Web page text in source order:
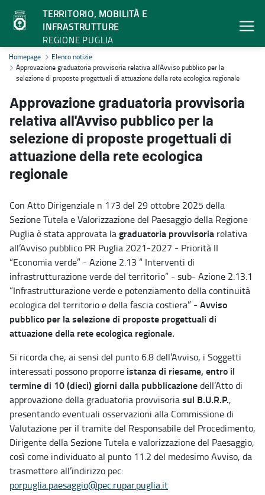
TERRITORIO, MOBILITÀ E
INFRASTRUTTURE
REGIONE PUGLIA
Approvazione graduatoria provvisoria relativa all'Avviso
Homepage
Elenco notizie
Approvazione graduatoria provvisoria relativa all'Avviso pubblico per la
selezione di proposte progettuali di attuazione della rete ecologica regionale
Approvazione graduatoria provvisoria
relativa all'Avviso pubblico per la
selezione di proposte progettuali di
attuazione della rete ecologica
regionale
Con Atto Dirigenziale n 173 del 29 ottobre 2025 della
Sezione Tutela e Valorizzazione del Paesaggio della Regione
Puglia è stata approvata lagraduatoria provvisoria relativa
all’Avviso pubblico PR Puglia 2021-2027 - Priorità II
“Economia verde” - Azione 2.13 “ Interventi di
infrastrutturazione verde del territorio” - sub- Azione 2.13.1
“Infrastrutturazione verde e potenziamento della continuità
ecologica del territorio e della fascia costiera” - Avviso
pubblico per la selezione di proposte progettuali di
attuazione della rete ecologica regionale.
Si ricorda che, ai sensi del punto 6.8 dell’Avviso, i Soggetti
interessati possono proporre istanza di riesame, entro il
termine di 10 (dieci) giorni dalla pubblicazionedell’Atto di
approvazione della graduatoria provvisoriasul B.U.R.P.,
presentando eventuali osservazioni alla Commissione di
Valutazione per il tramite del Responsabile del Procedimento,
Dirigente della Sezione Tutela e valorizzazione del Paesaggio,
così come individuato al punto 11.2 del medesimo Avviso, da
trasmettere all’indirizzo pec:
porpuglia.paesaggio@pec.rupar.puglia.it